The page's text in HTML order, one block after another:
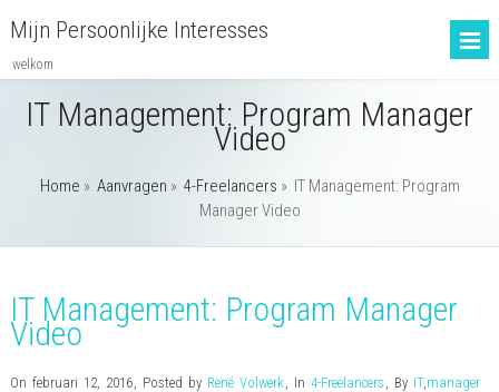
Mijn Persoonlijke Interesses
welkom
IT Management: Program Manager
Video
Home » Aanvragen » 4-Freelancers » IT Management: Program
Manager Video
IT Management: Program Manager
Video
On februari 12, 2016, Posted by René Volwerk, In 4-Freelancers , By IT,manager